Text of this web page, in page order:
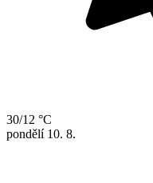
30/12 °C
pondělí 10. 8.